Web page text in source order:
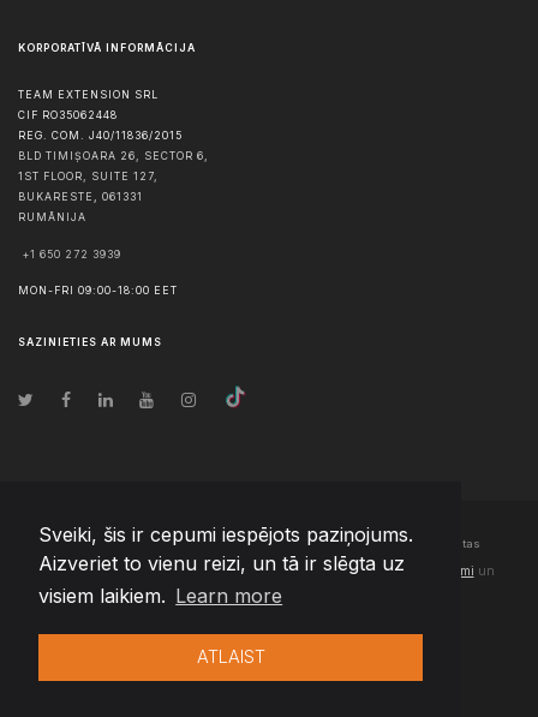
Sveiki, šis ir cepumi iespējots paziņojums.
Aizveriet to vienu reizi, un tā ir slēgta uz
visiem laikiem. Learn more
ATLAIST
KORPORATĪVĀ INFORMĀCIJA
TEAM EXTENSION SRL
CIF RO35062448
REG. COM. J40/11836/2015
BLD TIMIȘOARA 26, SECTOR 6,
1ST FLOOR, SUITE 127,
BUKARESTE , 061331
RUMĀNIJA
+1 650 272 3939
MON-FRI 09:00-18:00 EET
SAZINIETIES AR MUMS
© Autortiesības2026 Team Extension Latvia- Visas tiesības aizsargātas
Changelog● Izmantojot šo vietni, jūs piekrītat mūsuLietošanas noteikumi un
Privātuma politika